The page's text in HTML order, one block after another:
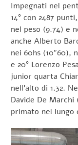
Impegnati nel
14° con 2487
nel peso (9.74) e
anche Alberto
nei 60hs (10″60),
e 20° Lorenzo
junior quarta
nell’alto di 1.32.
Davide De
primato nel lungo